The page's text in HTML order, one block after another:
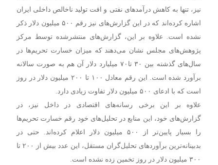
نیز، تنها به کاهش درآمدهای نفتی و افت تولید ناخالص داخلی ایران
اشاره کرده‌اند که در این گزارش‌های نیز رقم ۵۰۰ میلیون دلار ذکر
نشده است. علاوه بر این، گزارش‌های منتشرشده توسط مرکز
پژوهش‌های مجلس نشان می‌دهند که میزان خسارت تحریم‌ها در
سال‌های گذشته بین ۳۰ تا۷۰ میلیارد دلار آن هم به صورت سالانه
برآورد شده است. این رقم معادل ۱۰۰ تا ۲۰۰ میلیون دلار در روز
است که با ادعای ۵۰۰ میلیون دلار تفاوت زیادی دارد.
علاوه بر این برخی رسانه‌های اقتصادی در داخل نیز، در
گزارش‌های خود، این منابع در تحلیل‌های خود رقم خسارت تحریم‌ها
را بسیار پایین‌تر از ۵۰۰ میلیون دلار اعلام کرده‌اند. حتی در
بدبینانه‌ترین برآوردهای تحلیل‌گران مستقل، این عدد بیش از ۲۰۰ تا
۳۰۰ میلیون دلار در روز تخمین زده نشده است.